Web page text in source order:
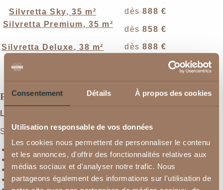
Consentement Détails À propos des cookies
Utilisation responsable de vos données
Les cookies nous permettent de personnaliser le contenu
et les annonces, d'offrir des fonctionnalités relatives aux
médias sociaux et d'analyser notre trafic. Nous
partageons également des informations sur l'utilisation de
Silvretta Sky,35 m² dès 888 €
Silvretta Premium,35 m²
dès 858 €
Silvretta Deluxe,38 m² dès 888 €
Pension Wellness 3/4 du Fe_rnblick
Le matin :
Savourez notre copieux petit déjeuner au buffet !
Produits régionaux de l’agriculture locale
Coin bio-vitalité avec fruits frais
Confitures maison
Délicieux mets aux œufs cuisinés sous vos yeux